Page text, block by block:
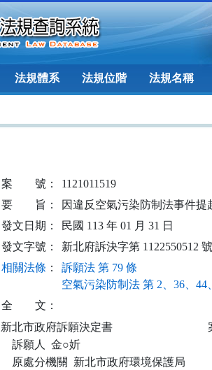
法規體系 法規位階 法規名稱
案 號：
1121011519
要
旨：
因違反空氣污染防制法事件提
發文日期：
民國 113 年 01 月 31 日
發文字號：
新北府訴決字第 1122550512 號
相關法條 ：
訴願法 第 79 條
空氣污染防制法 第 2、36、44
全
文：
新北市政府訴願決定書
    訴願人  金○妡
    原處分機關  新北市政府環境保護局